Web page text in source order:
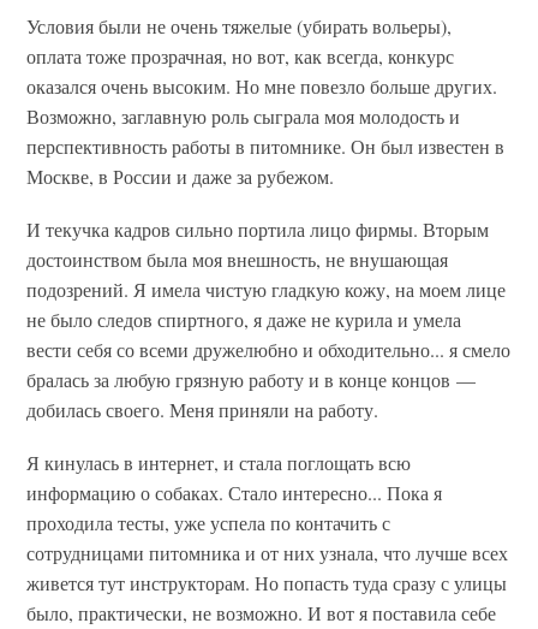
Условия были не очень тяжелые (убирать вольеры),
оплата тоже прозрачная, но вот, как всегда, конкурс
оказался очень высоким. Но мне повезло больше других.
Возможно, заглавную роль сыграла моя молодость и
перспективность работы в питомнике. Он был известен в
Москве, в России и даже за рубежом.
И текучка кадров сильно портила лицо фирмы. Вторым
достоинством была моя внешность, не внушающая
подозрений. Я имела чистую гладкую кожу, на моем лице
не было следов спиртного, я даже не курила и умела
вести себя со всеми дружелюбно и обходительно... я смело
бралась за любую грязную работу и в конце концов —
добилась своего. Меня приняли на работу.
Я кинулась в интернет, и стала поглощать всю
информацию о собаках. Стало интересно... Пока я
проходила тесты, уже успела по контачить с
сотрудницами питомника и от них узнала, что лучше всех
живется тут инструкторам. Но попасть туда сразу с улицы
было, практически, не возможно. И вот я поставила себе